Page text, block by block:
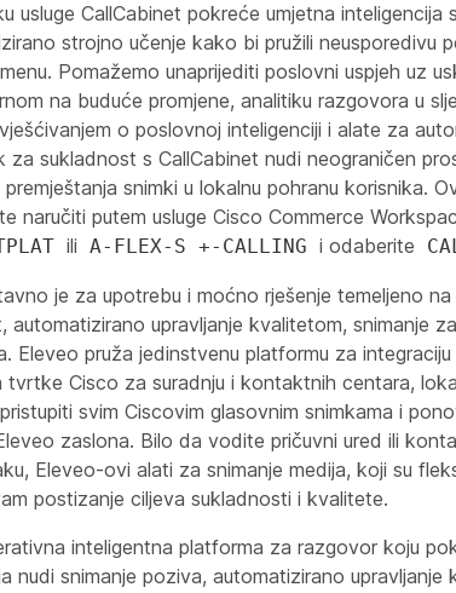
usluge CallCabinet pokreće umjetna inteligencija
strojno učenje kako bi pružili neusporedivu
Pomažemo unaprijediti poslovni uspjeh uz
na buduće promjene, analitiku razgovora u
o poslovnoj inteligenciji i alate za
za sukladnost s CallCabinet nudi neograničen
snimki u lokalnu pohranu korisnika.
naručiti putem usluge Cisco Commerce
ili A-FLEX-S +-CALLING i odaberite
je za upotrebu i moćno rješenje temeljeno na
automatizirano upravljanje kvalitetom, snimanje
Eleveo pruža jedinstvenu platformu za integraciju
tvrtke Cisco za suradnju i kontaktnih centara,
svim Ciscovim glasovnim snimkama i
zaslona. Bilo da vodite pričuvni ured ili
Eleveo-ovi alati za snimanje medija, koji su
postizanje ciljeva sukladnosti i kvalitete.
inteligentna platforma za razgovor koju
nudi snimanje poziva, automatizirano upravljanje